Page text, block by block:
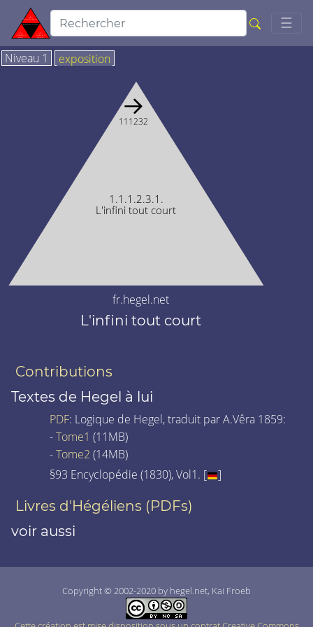
☰
Niveau 1 exposition
1.1.1.2.3.1.
L'infini tout court
→
111232
fr.hegel.net
L'infini tout court
Contributions
Textes de Hegel à lui
PDF: Logique de Hegel, traduit par A.Vêra 1859:
-Tome1 (11MB)
-Tome2 (14MB)
§93 Encyclopédie (1830), Vol1. [
]
Livres d'Hégéliens (PDFs)
voir aussi
Copyright © 2002-2020 by hegel.net, Kai Froeb